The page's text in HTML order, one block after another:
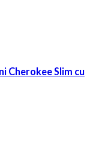
Cherokee Slim cu